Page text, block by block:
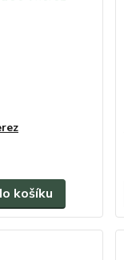
košíku